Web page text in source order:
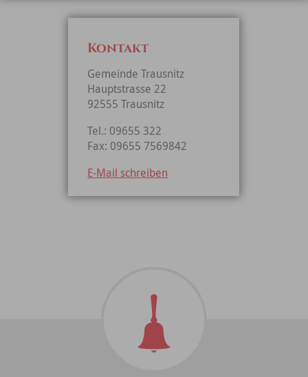
Kontakt
Gemeinde Trausnitz
Hauptstrasse 22
92555 Trausnitz
Tel.: 09655 322
Fax: 09655 7569842
E-Mail schreiben